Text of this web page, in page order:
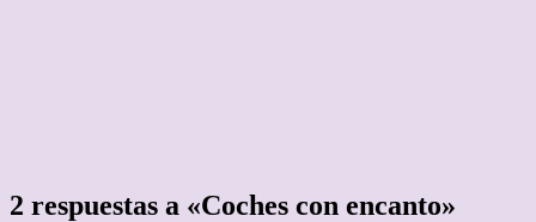
2 respuestas a «Coches con encanto»